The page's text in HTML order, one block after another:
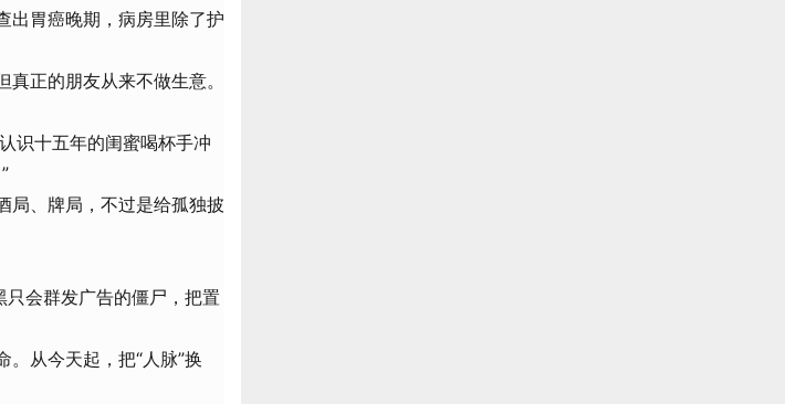
出胃癌晚期，病房里除了护
正的朋友从来不做生意。
识十五年的闺蜜喝杯手冲
局、牌局，不过是给孤独披
只会群发广告的僵尸，把置
从今天起，把“人脉”换